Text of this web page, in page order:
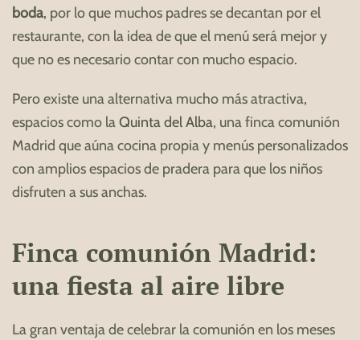
boda, por lo que muchos padres se decantan por el
restaurante, con la idea de que el menú será mejor y
que no es necesario contar con mucho espacio.
Pero existe una alternativa mucho más atractiva,
espacios como laQuinta del Alba, una finca comunión
Madrid que aúna cocina propia y menús personalizados
con amplios espacios de pradera para que los niños
disfruten a sus anchas.
Finca comunión Madrid:
una fiesta al aire libre
La gran ventaja de celebrar la comunión en los meses